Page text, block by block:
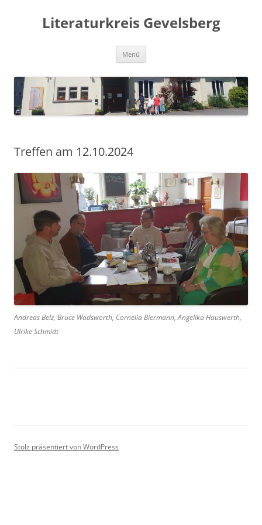
springenLiteraturkreis Gevelsberg
Menü
Treffen am 12.10.2024
Andreas Belz, Bruce Wadsworth, Cornelia Biermann, Angelika Hauswerth,
Ulrike Schmidt
Stolz präsentiert von WordPress